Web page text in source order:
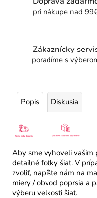
pri nákupe nad
Zákaznícky
poradíme s
Popis Diskusia
Aby sme vyhoveli vašim
detailné fotky šiat. V
zvoliť, napíšte nám na
miery / obvod poprsia a
výberu veľkosti šiat.